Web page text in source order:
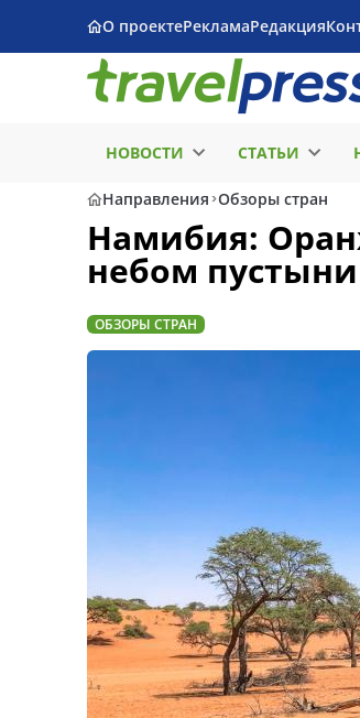
О проектеРекламаРедакция
НОВОСТИ СТАТЬИ
Направления Обзоры стран
Намибия:
небом пустыни
ОБЗОРЫ СТРАН